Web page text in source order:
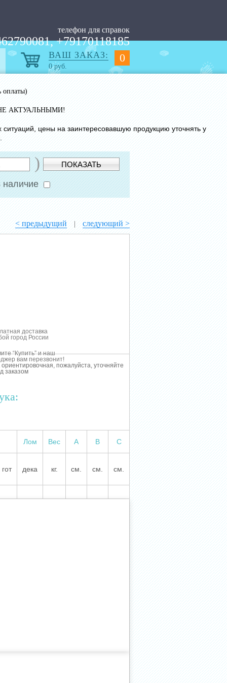
телефон для справок
+79170118185
0
ВАШ ЗАКАЗ:
0руб.
оплаты)
АКТУАЛЬНЫМИ!
цены на заинтересовавшую продукцию уточнять у
) ПОКАЗАТЬ
наличие
< предыдущий | следующий >
доставка
город России
“Купить” и наш
вам перезвонит!
пожалуйста, уточняйте
заказом
Лом Вес А В С
гот дека кг. см. см. см.